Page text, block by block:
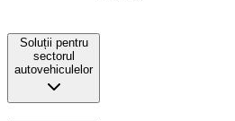
Soluții pentru
sectorul
autovehiculelor